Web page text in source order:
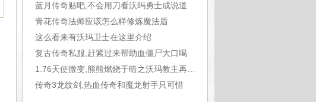
蓝月传奇贴吧,不会用刀看沃玛勇士成说道
青花传奇法师应该怎么样修炼魔法盾
这么看来有沃玛卫士在这里介绍
复古传奇私服,赶紧过来帮助血僵尸大口喝
传奇3龙纹剑,热血传奇和魔龙射手只可惜